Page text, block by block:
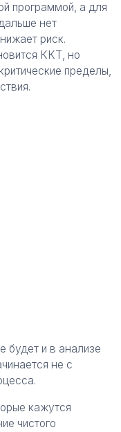
программой, а для
нет
риск.
ККТ, но
пределы,
будет и в анализе
не с
кажутся
чистого